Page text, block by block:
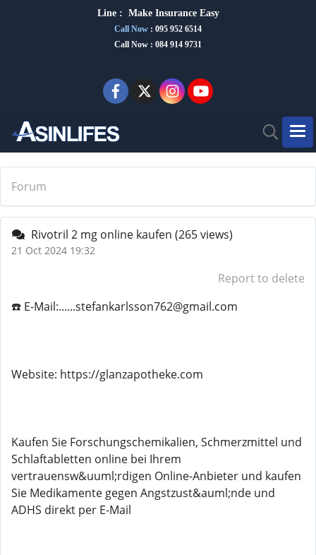
Line : Make Insurance Easy
Call Now : 095 952 6514
Call Now : 084 914 9731
Forum
Rivotril 2 mg online kaufen (265 views)
21 Oct 2024 19:32
Report to delete
☎️ E-Mail:......stefankarlsson762@gmail.com
Website: https://glanzapotheke.com
Kaufen Sie Forschungschemikalien, Schmerzmittel und
Schlaftabletten online bei Ihrem
vertrauensw&uuml;rdigen Online-Anbieter und kaufen
Sie Medikamente gegen Angstzust&auml;nde und
ADHS direkt per E-Mail